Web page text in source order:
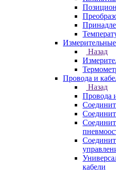
Измерительные
Назад
Провода и
Назад
Провода
кабели